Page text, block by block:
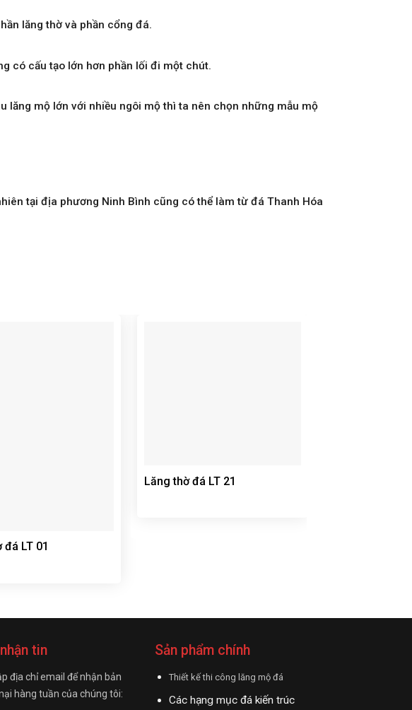
lăng thờ và phần cổng đá.
có cấu tạo lớn hơn phần lối đi một chút.
lăng mộ lớn với nhiều ngôi mộ thì ta nên chọn những mẫu mộ
tại địa phương Ninh Bình cũng có thể làm từ đá Thanh Hóa
đá LT 01
Lăng thờ đá LT 21
tin
địa chỉ email để nhận bản
hàng tuần của chúng tôi:
Sản phẩm chính
Thiết kế thi công lăng mộ đá
Các hạng mục đá kiến trúc